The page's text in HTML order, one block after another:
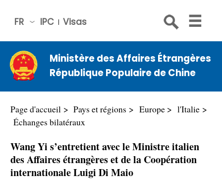
IPC Visas
FR
中文
Engli
sh
Русс
Espa
عربي
Ministère des Affaires Étrangères
République Populaire de Chine
Page d'accueil Pays et régions Europe
l'Italie
Échanges bilatéraux
Wang Yi s’entretient avec le Ministre italien
des Affaires étrangères et de la Coopération
internationale Luigi Di Maio